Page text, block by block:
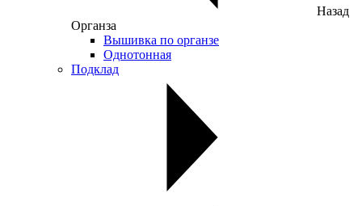
Назад
Органза
Вышивка по органзе
Однотонная
Подклад